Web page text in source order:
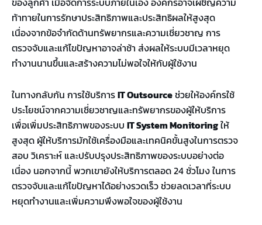
ท้าทายในการรักษาประสิทธิภาพและประสิทธิผลให้สูงสุด
เนื่องจากข้อจำกัดด้านทรัพยากรและความเชี่ยวชาญ การ
ตรวจจับและแก้ไขปัญหาอาจล่าช้า ส่งผลให้ระบบมีเวลาหยุด
ทำงานนานขึ้นและสร้างความไม่พอใจให้กับผู้ใช้งาน
ในทางกลับกัน การใช้บริการIT Outsourceช่วยให้องค์กรใช้
ประโยชน์จากความเชี่ยวชาญและทรัพยากรของผู้ให้บริการ
เพื่อเพิ่มประสิทธิภาพของระบบ IT System Monitoringให้
สูงสุด ผู้ให้บริการมักใช้เครื่องมือและเทคนิคขั้นสูงในการตรวจ
สอบ วิเคราะห์ และปรับปรุงประสิทธิภาพของระบบอย่างต่อ
เนื่อง นอกจากนี้ พวกเขายังให้บริการตลอด 24 ชั่วโมง ในการ
ตรวจจับและแก้ไขปัญหาได้อย่างรวดเร็ว ช่วยลดเวลาที่ระบบ
หยุดทำงานและเพิ่มความพึงพอใจของผู้ใช้งาน